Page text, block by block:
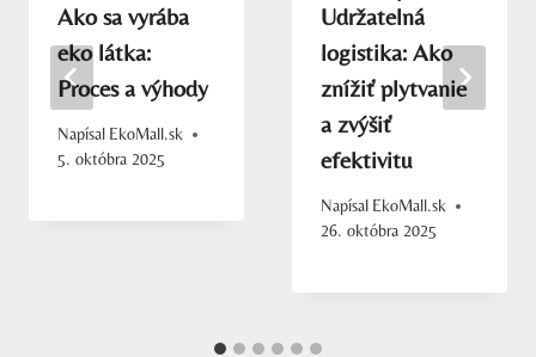
Ako sa vyrába
eko látka:
Proces a výhody
Napísal EkoMall.sk
5. októbra 2025
Udržateľná
logistika: Ako
znížiť plytvanie
a zvýšiť
efektivitu
Napísal EkoMall.sk
26. októbra 2025